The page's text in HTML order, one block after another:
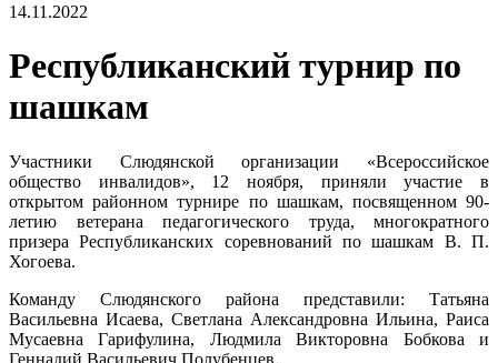
14.11.2022
Республиканский турнир по
шашкам
Участники Слюдянской организации «Всероссийское
общество инвалидов», 12 ноября, приняли участие в
открытом районном турнире по шашкам, посвященном 90-
летию ветерана педагогического труда, многократного
призера Республиканских соревнований по шашкам В. П.
Хогоева.
Команду Слюдянского района представили: Татьяна
Васильевна Исаева, Светлана Александровна Ильина, Раиса
Мусаевна Гарифулина, Людмила Викторовна Бобкова и
Геннадий Васильевич Полубенцев.